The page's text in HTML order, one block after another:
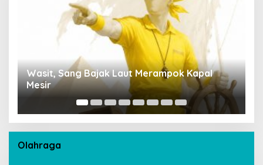
Wasit, Sang Bajak Laut Merampok Kapal
Mesir
Olahraga